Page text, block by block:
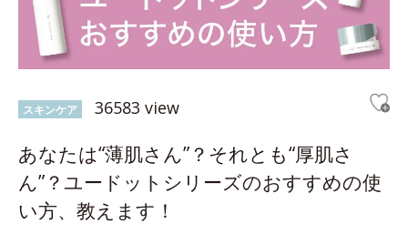
スキンケア 36583 view
あなたは“薄肌さん”？それとも“厚肌さ
ん”？ユードットシリーズのおすすめの使
い方、教えます！